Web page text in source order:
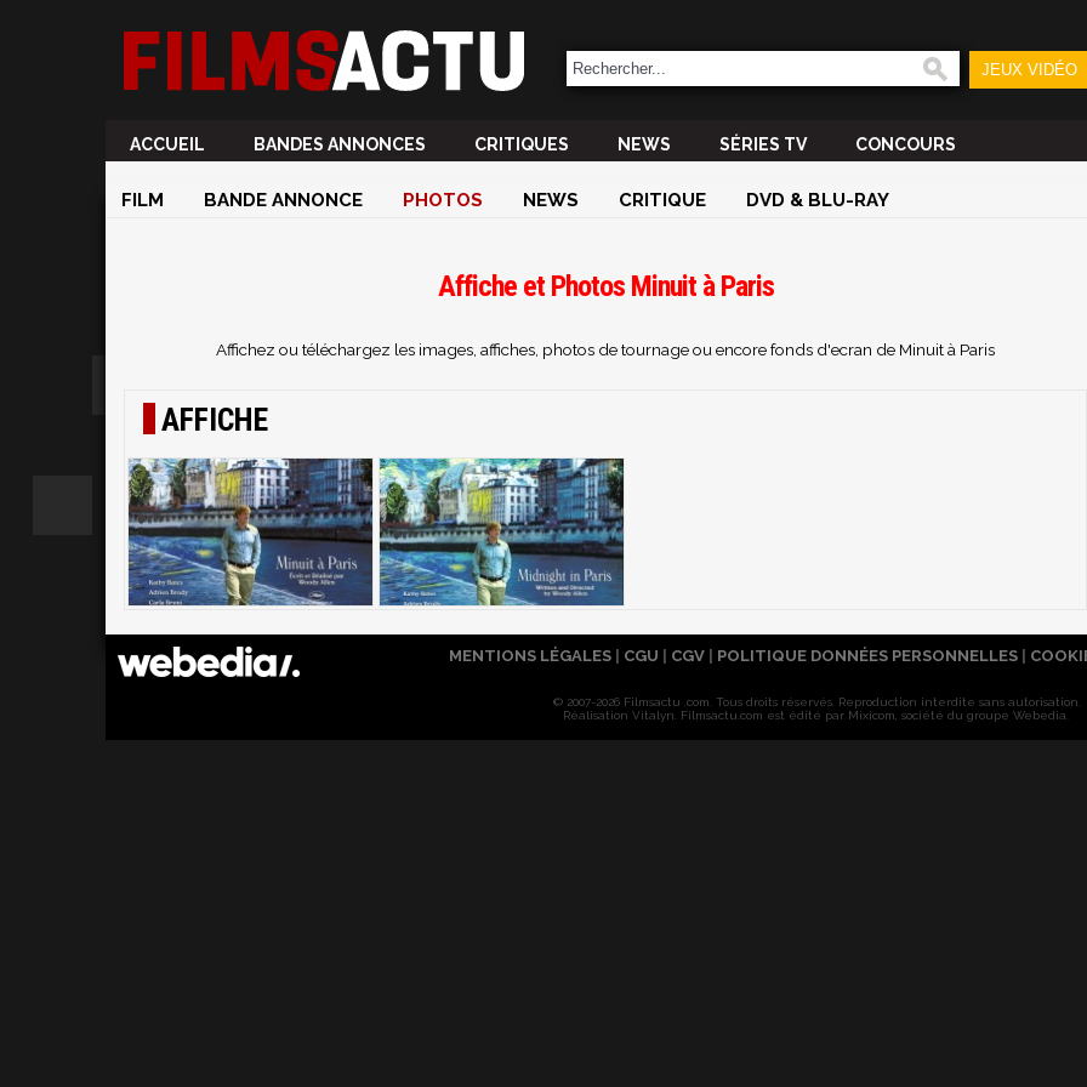
JEUX VIDÉO
ACCUEIL BANDES ANNONCES CRITIQUES NEWS SÉRIES TV CONCOURS
FILM BANDE ANNONCE PHOTOS NEWS CRITIQUE DVD & BLU-RAY
Affiche et Photos Minuit à Paris
Affichez ou téléchargez les images, affiches, photos de tournage ou encore fonds d'ecran de Minuit à Paris
AFFICHE
MENTIONS LÉGALES CGU CGV POLITIQUE DONNÉES PERSONNELLES
© 2007-2026 Filmsactu .com. Tous droits réservés. Reproduction interdite sans autorisation.
Réalisation Vitalyn . Filmsactu .com est édité par Mixicom, société du groupe Webedia.